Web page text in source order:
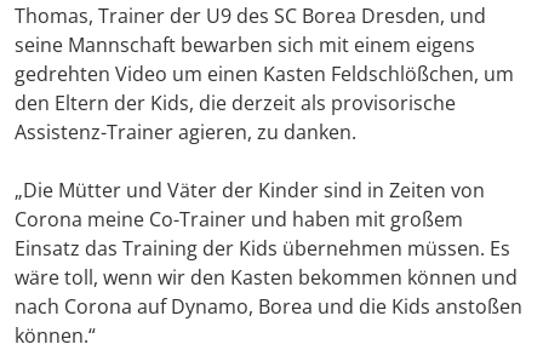
Thomas, Trainer der U9 des SC Borea Dresden, und
seine Mannschaft bewarben sich mit einem eigens
gedrehten Video um einen Kasten Feldschlößchen, um
den Eltern der Kids, die derzeit als provisorische
Assistenz-Trainer agieren, zu danken.
„Die Mütter und Väter der Kinder sind in Zeiten von
Corona meine Co-Trainer und haben mit großem
Einsatz das Training der Kids übernehmen müssen. Es
wäre toll, wenn wir den Kasten bekommen können und
nach Corona auf Dynamo, Borea und die Kids anstoßen
können.“